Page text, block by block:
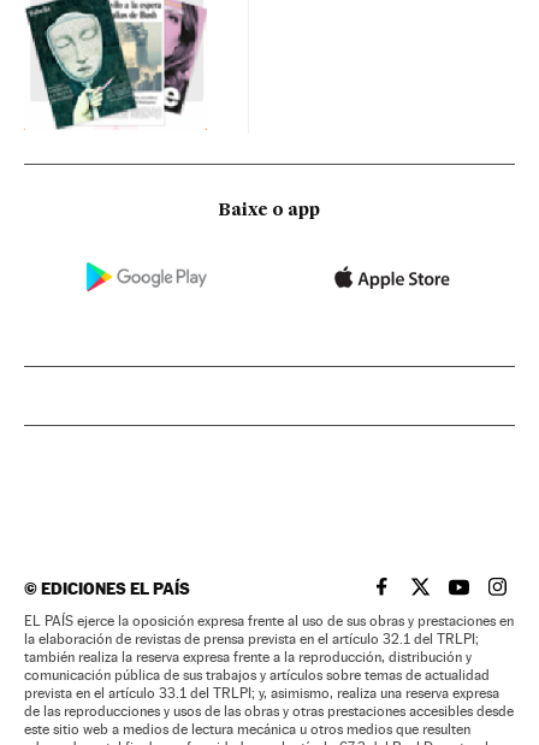
Baixe o app
©EDICIONES EL PAÍS EL PAÍS BRASIL EN
EL PAÍSEL PAÍS
EL
EL PAÍS ejerce la oposición expresa frente al uso de sus obras y prestaciones en
la elaboración de revistas de prensa prevista en el artículo 32.1 del TRLPI;
también realiza la reserva expresa frente a la reproducción, distribución y
comunicación pública de sus trabajos y artículos sobre temas de actualidad
prevista en el artículo 33.1 del TRLPI; y, asimismo, realiza una reserva expresa
de las reproducciones y usos de las obras y otras prestaciones accesibles desde
este sitio web a medios de lectura mecánica u otros medios que resulten